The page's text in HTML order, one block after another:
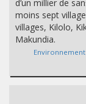
d’un millier de
moins sept
villages, Kilolo,
Makundia.
Environnement